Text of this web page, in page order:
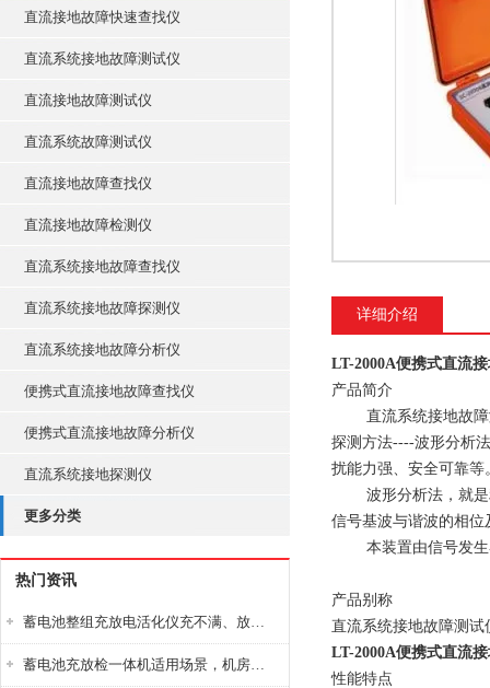
直流接地故障快速查找仪
直流系统接地故障测试仪
直流接地故障测试仪
直流系统故障测试仪
直流接地故障查找仪
直流接地故障检测仪
直流系统接地故障查找仪
直流系统接地故障探测仪
直流系统接地故障分析仪
便携式直流接地故障查找仪
便携式直流接地故障分析仪
直流系统接地探测仪
更多分类
热门资讯
蓄电池整组充放电活化仪充不满、放不完怎么办？
蓄电池充放检一体机适用场景，机房基站变电站铅酸蓄电池维护检测应用
详细介绍
LT-2000A便携式直流
产品简介
直流系统接地故障测
探测方法----波形分析
扰能力强、安全可靠等
波形分析法，就是利
信号基波与谐波的相
本装置由信号发生器
产品别称
直流系统接地故障测
LT-2000A便携式直流
性能特点